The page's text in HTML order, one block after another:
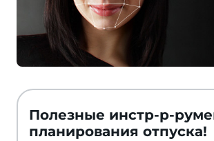
Полезные инстр-р-
планирования отпуска!